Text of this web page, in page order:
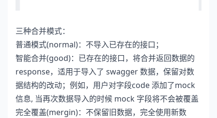
三种合并模式：
普通模式(normal)：不导入已存在的接口；
智能合并(good)：已存在的接口，将合并返回数据的
response，适用于导入了 swagger 数据，保留对数
据结构的改动；例如，用户对字段code 添加了mock
信息, 当再次数据导入的时候 mock 字段将不会被覆盖
完全覆盖(mergin)：不保留旧数据，完全使用新数